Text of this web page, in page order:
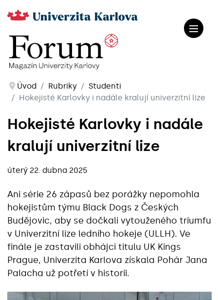
Úvod Rubriky
Studenti
Hokejisté Karlovky i nadále kralují univerzitní lize
Hokejisté Karlovky i nadále
kralují univerzitní lize
úterý 22. dubna 2025
Ani série 26 zápasů bez porážky nepomohla
hokejistům týmu Black Dogs z Českých
Budějovic, aby se dočkali vytouženého triumfu
v Univerzitní lize ledního hokeje (ULLH). Ve
finále je zastavili obhájci titulu UK Kings
Prague, Univerzita Karlova získala Pohár Jana
Palacha už potřetí v historii.